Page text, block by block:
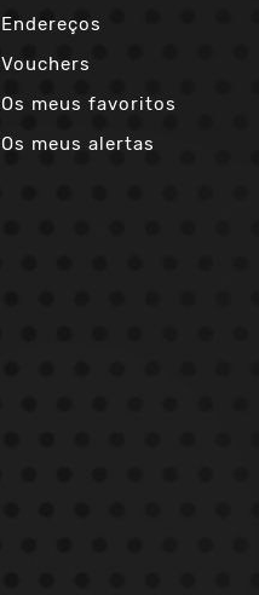
Endereços
Vouchers
Os meus favoritos
Os meus alertas